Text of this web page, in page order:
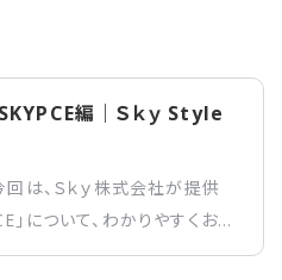
編｜Ｓｋｙ Style
回は、Ｓｋｙ株式会社が提供
について、わかりやすくお
て聞いた……」という方でも、